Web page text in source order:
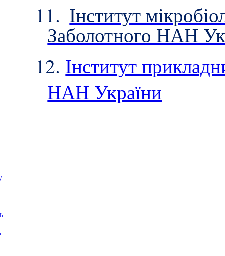
11. Інститут
Заболотного НАН
12. Інститут
НАН України